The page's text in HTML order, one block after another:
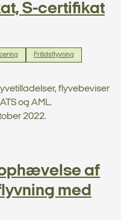
S-certifikat
Fritidsflyvning
flyvebeviser
og AML.
2022.
af
med